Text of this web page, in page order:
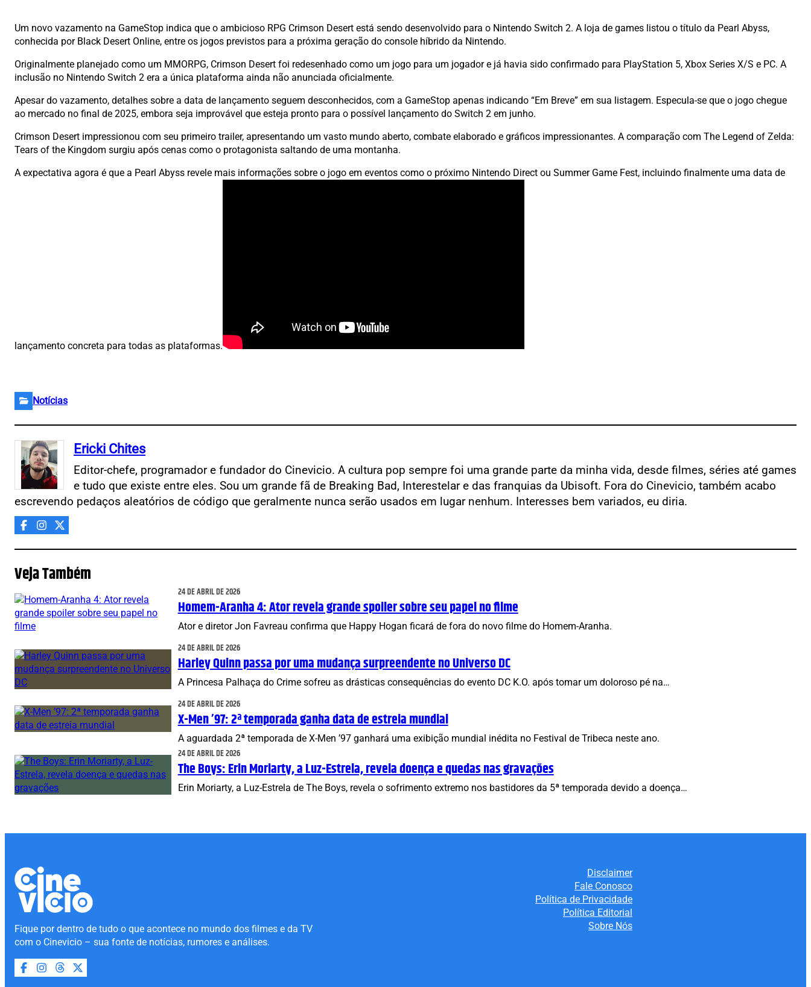
Um novo vazamento na GameStop indica que o ambicioso RPG Crimson Desert está sendo desenvolvido para o Nintendo Switch 2. A loja de games listou o título da Pearl Abyss,
conhecida por Black Desert Online, entre os jogos previstos para a próxima geração do console híbrido da Nintendo.
Originalmente planejado como um MMORPG, Crimson Desert foi redesenhado como um jogo para um jogador e já havia sido confirmado para PlayStation 5, Xbox Series X/S e PC. A
inclusão no Nintendo Switch 2 era a única plataforma ainda não anunciada oficialmente.
Apesar do vazamento, detalhes sobre a data de lançamento seguem desconhecidos, com a GameStop apenas indicando “Em Breve” em sua listagem. Especula-se que o jogo chegue
ao mercado no final de 2025, embora seja improvável que esteja pronto para o possível lançamento do Switch 2 em junho.
Crimson Desert impressionou com seu primeiro trailer, apresentando um vasto mundo aberto, combate elaborado e gráficos impressionantes. A comparação com The Legend of Zelda:
Tears of the Kingdom surgiu após cenas como o protagonista saltando de uma montanha.
A expectativa agora é que a Pearl Abyss revele mais informações sobre o jogo em eventos como o próximo Nintendo Direct ou Summer Game Fest, incluindo finalmente uma data de
lançamento concreta para todas as plataformas.
Notícias
Ericki Chites
Editor-chefe, programador e fundador do Cinevicio. A cultura pop sempre foi uma grande parte da minha vida, desde filmes, séries até games
e tudo que existe entre eles. Sou um grande fã de Breaking Bad, Interestelar e das franquias da Ubisoft. Fora do Cinevicio, também acabo
escrevendo pedaços aleatórios de código que geralmente nunca serão usados em lugar nenhum. Interesses bem variados, eu diria.
Veja Também
24 DE ABRIL DE 2026
Homem-Aranha 4: Ator revela grande spoiler sobre seu papel no filme
Ator e diretor Jon Favreau confirma que Happy Hogan ficará de fora do novo filme do Homem-Aranha.
24 DE ABRIL DE 2026
Harley Quinn passa por uma mudança surpreendente no Universo DC
A Princesa Palhaça do Crime sofreu as drásticas consequências do evento DC K.O. após tomar um doloroso pé na…
24 DE ABRIL DE 2026
X-Men ’97: 2ª temporada ganha data de estreia mundial
A aguardada 2ª temporada de X-Men ’97 ganhará uma exibição mundial inédita no Festival de Tribeca neste ano.
24 DE ABRIL DE 2026
The Boys: Erin Moriarty, a Luz-Estrela, revela doença e quedas nas gravações
Erin Moriarty, a Luz-Estrela de The Boys, revela o sofrimento extremo nos bastidores da 5ª temporada devido a doença…
Fique por dentro de tudo o que acontece no mundo dos filmes e da TV
com o Cinevicio – sua fonte de notícias, rumores e análises.
Disclaimer
Fale Conosco
Política de Privacidade
Política Editorial
Sobre Nós